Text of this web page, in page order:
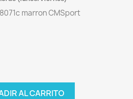
marron CMSport
AL CARRITO